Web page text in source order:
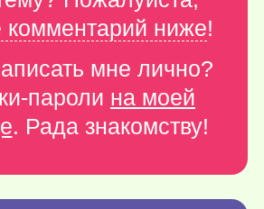
комментарий ниже!
мне лично?
пароли на моей
. Рада знакомству!